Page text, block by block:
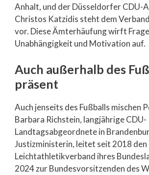
Anhalt, und der Düsseldorfer CDU-
Christos Katzidis steht dem
vor. Diese Ämterhäufung wirft
Unabhängigkeit und Motivation auf.
Auch außerhalb des
präsent
Auch jenseits des Fußballs mischen
Barbara Richstein, langjährige CDU-
Landtagsabgeordnete in
Justizministerin, leitet seit 2018 den
Leichtathletikverband ihres
2024 zur Bundesvorsitzenden des